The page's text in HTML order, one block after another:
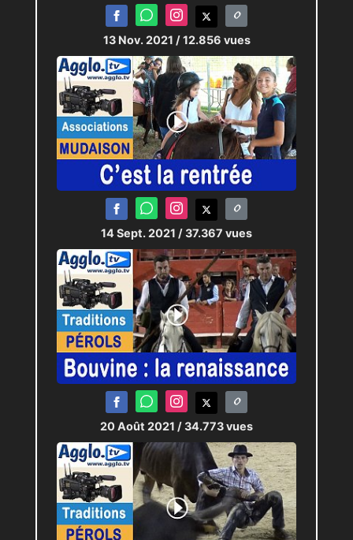
13 Nov. 2021 / 12.856 vues
14 Sept. 2021 / 37.367 vues
20 Août 2021 / 34.773 vues